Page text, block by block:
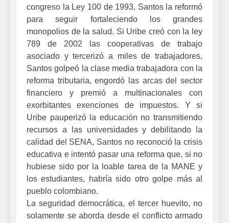
congreso la Ley 100 de 1993, Santos la reformó
para seguir fortaleciendo los grandes
monopolios de la salud. Si Uribe creó con la ley
789 de 2002 las cooperativas de trabajo
asociado y tercerizó a miles de trabajadores,
Santos golpeó la clase media trabajadora con la
reforma tributaria, engordó las arcas del sector
financiero y premió a multinacionales con
exorbitantes exenciones de impuestos. Y si
Uribe pauperizó la educación no transmitiendo
recursos a las universidades y debilitando la
calidad del SENA, Santos no reconoció la crisis
educativa e intentó pasar una reforma que, si no
hubiese sido por la loable tarea de la MANE y
los estudiantes, habría sido otro golpe más al
pueblo colombiano.
La seguridad democrática, el tercer huevito, no
solamente se aborda desde el conflicto armado